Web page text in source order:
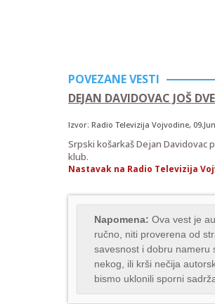
POVEZANE VESTI
DEJAN DAVIDOVAC JOŠ
Izvor: Radio Televizija Vojvodine,
Srpski košarkaš Dejan
klub.
Nastavak na Radio Televizija
Napomena: Ova vest je
ručno, niti proverena od
savesnost i dobru nameru
nekog, ili krši nečija
bismo uklonili sporni